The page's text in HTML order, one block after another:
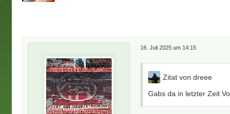
16. Juli 2025 um 14:15
Zitat von dreee
Gabs da in letzter Zeit